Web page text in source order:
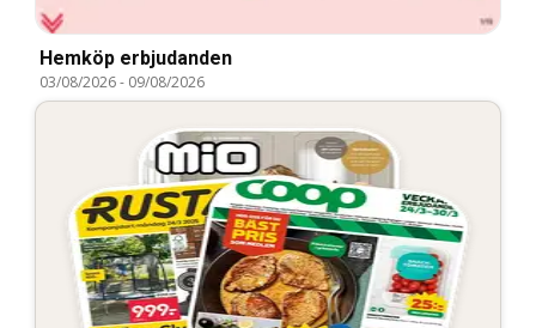
Hemköp erbjudanden
03/08/2026- 09/08/2026